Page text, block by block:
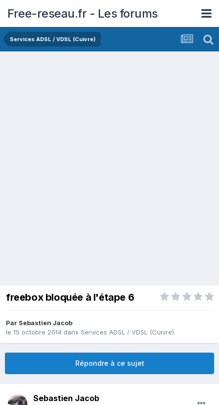
Free-reseau.fr - Les forums
Services ADSL / VDSL (Cuivre)
freebox bloquée à l'étape 6
Par Sebastien Jacob
le 15 octobre 2014 dans Services ADSL / VDSL (Cuivre)
Répondre à ce sujet
Sebastien Jacob